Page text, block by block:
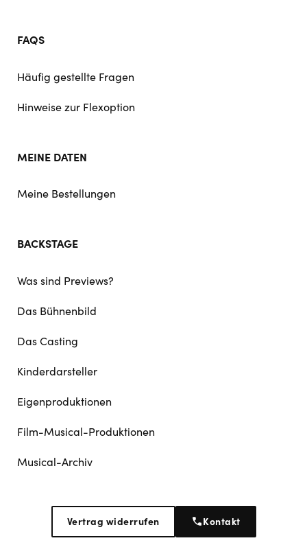
FAQS
Häufig gestellte Fragen
Hinweise zur Flexoption
MEINE DATEN
Meine Bestellungen
BACKSTAGE
Was sind Previews?
Das Bühnenbild
Das Casting
Kinderdarsteller
Eigenproduktionen
Film-Musical-Produktionen
Musical-Archiv
Vertrag widerrufen Kontakt